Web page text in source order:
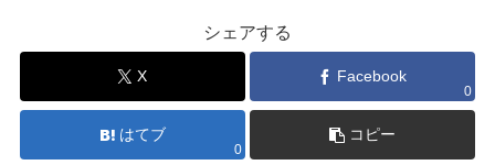
シェアする
X Facebook
0
はてブ
0
コピー